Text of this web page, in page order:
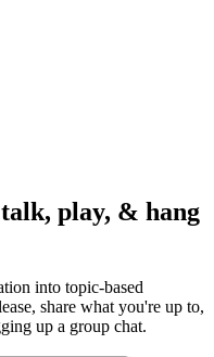
play, & hang
into topic-based
share what you're up to,
up a group chat.